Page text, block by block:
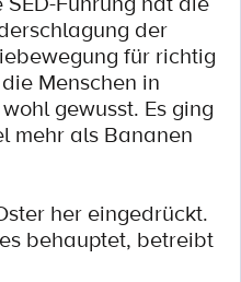
der
für richtig
Menschen in
gewusst. Es ging
mehr als Bananen
her eingedrückt.
behauptet, betreibt